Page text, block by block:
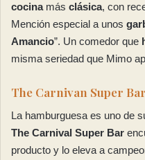
cocinamás clásica, con
Mención especial a unos
Amancio”. Un comedor que
misma seriedad que Mimo
The Carnivan Super
La hamburguesa es uno de
The Carnival Super Bar
producto y lo eleva a